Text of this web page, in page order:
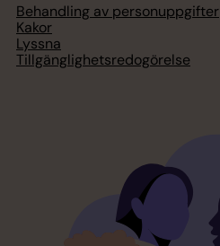
Behandling av personuppgifter
Kakor
Lyssna
Tillgänglighetsredogörelse